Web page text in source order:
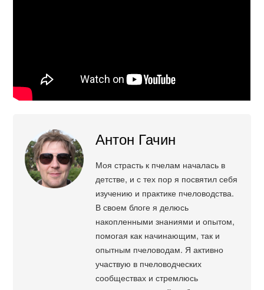
Антон Гачин
Моя страсть к пчелам началась в
детстве, и с тех пор я посвятил себя
изучению и практике пчеловодства.
В своем блоге я делюсь
накопленными знаниями и опытом,
помогая как начинающим, так и
опытным пчеловодам. Я активно
участвую в пчеловодческих
сообществах и стремлюсь